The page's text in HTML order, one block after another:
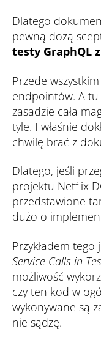
Dlatego
pewną dozą
testy GraphQL
Przede
endpointów. A
zasadzie cała
tyle. I właśnie
chwilę brać z
Dlatego, jeśli
projektu Netflix
przedstawione
dużo o
Przykładem tego
Service Calls in
możliwość
czy ten kod w
wykonywane są
nie sądzę.